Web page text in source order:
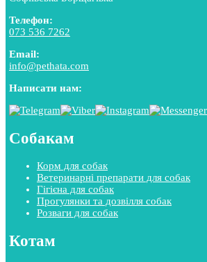
Телефон:
073 536 7262
Email:
info@pethata.com
Написати нам:
Собакам
Корм для собак
Ветеринарні препарати для собак
Гігієна для собак
Прогулянки та дозвілля собак
Розваги для собак
Котам